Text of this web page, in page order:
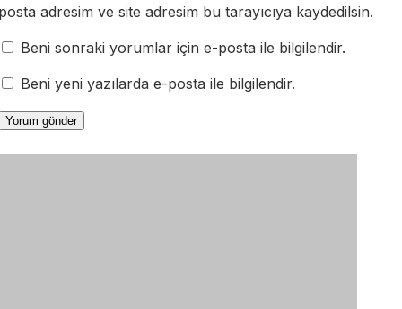
adresim ve site adresim bu tarayıcıya kaydedilsin.
Beni sonraki yorumlar için e-posta ile bilgilendir.
Beni yeni yazılarda e-posta ile bilgilendir.